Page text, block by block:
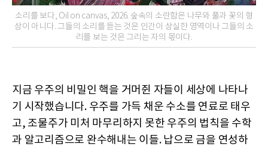
소리를 보다, Oil on canvas, 2026. 숲속의 소란함은 나무와 풀과 꽃의 형
상이 아니다. 그들의 소리를 듣는 것은 인간이 상실한 영역이나 그들의 소
리를 보는 것은 그리는 자의 몫이다.
지금 우주의 비밀인 핵을 거머쥔 자들이 세상에 나타나
기 시작했습니다. 우주를 가득 채운 수소를 연료로 태우
고, 조물주가 미처 마무리하지 못한 우주의 법칙을 수학
과 알고리즘으로 완수해내는 이들. 납으로 금을 연성하